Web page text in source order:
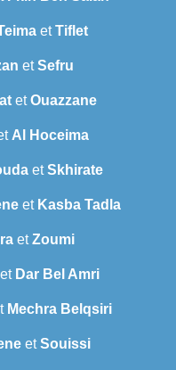
etTiflet
etSefru
etOuazzane
Al Hoceima
etSkhirate
et Kasba Tadla
etZoumi
et Dar Bel Amri
Mechra Belqsiri
etSouissi